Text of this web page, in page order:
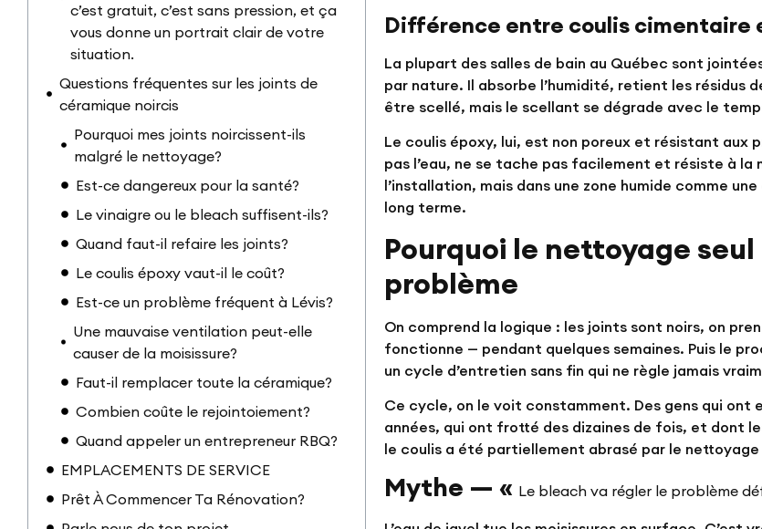
c’est gratuit, c’est sans pression, et ça
vous donne un portrait clair de votre
situation.
Questions fréquentes sur les joints de
céramique noircis
Pourquoi mes joints noircissent-ils
malgré le nettoyage?
Est-ce dangereux pour la santé?
Le vinaigre ou le bleach suffisent-ils?
Quand faut-il refaire les joints?
Le coulis époxy vaut-il le coût?
Est-ce un problème fréquent à Lévis?
Une mauvaise ventilation peut-elle
causer de la moisissure?
Faut-il remplacer toute la céramique?
Combien coûte le rejointoiement?
Quand appeler un entrepreneur RBQ?
EMPLACEMENTS DE SERVICE
Prêt À Commencer Ta Rénovation?
Différence entre coulis cimentaire
La plupart des salles de bain au Québec sont
par nature. Il absorbe l’humidité, retient les résidus
être scellé, mais le scellant se dégrade avec le
Le coulis époxy, lui, est non poreux et résistant aux
pas l’eau, ne se tache pas facilement et résiste à
l’installation, mais dans une zone humide comme
long terme.
Pourquoi le nettoyage
problème
On comprend la logique : les joints sont noirs, on
fonctionne — pendant quelques semaines. Puis le
un cycle d’entretien sans fin qui ne règle jamais
Ce cycle, on le voit constamment. Des gens qui
années, qui ont frotté des dizaines de fois, et dont
le coulis a été partiellement abrasé par le
Mythe — « Le bleach va régler le problème